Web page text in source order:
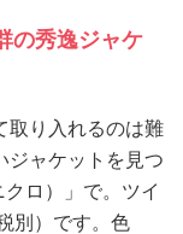
の秀逸ジャケ
取り入れるのは難
ジャケットを見つ
ロ）」で。ツイ
別）です。色